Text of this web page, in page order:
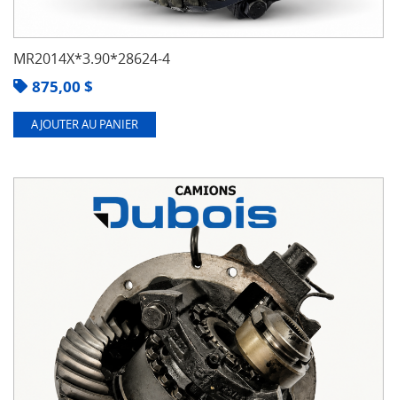
MR2014X*3.90*28624-4
875,00 $
AJOUTER AU PANIER